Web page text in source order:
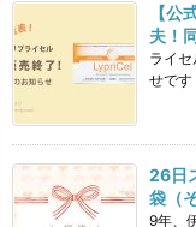
【
夫！
ライ
せです
26日
袋（
9年、